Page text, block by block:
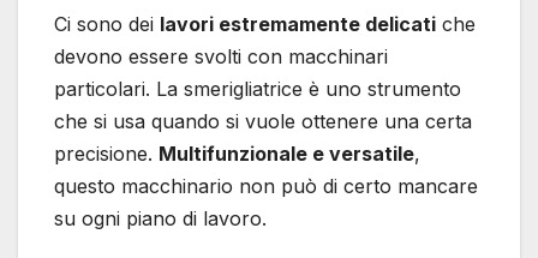
Ci sono dei lavori estremamente delicati che
devono essere svolti con macchinari
particolari. La smerigliatrice è uno strumento
che si usa quando si vuole ottenere una certa
precisione. Multifunzionale e versatile,
questo macchinario non può di certo mancare
su ogni piano di lavoro.